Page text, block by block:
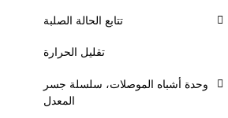
تتابع الحالة الصلبة
تقليل الحرارة
وحدة أشباه الموصلات، سلسلة جسر
المعدل